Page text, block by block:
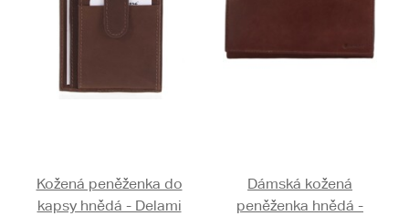
Kožená peněženka do
kapsy hnědá - Delami
Dámská kožená
peněženka hnědá -